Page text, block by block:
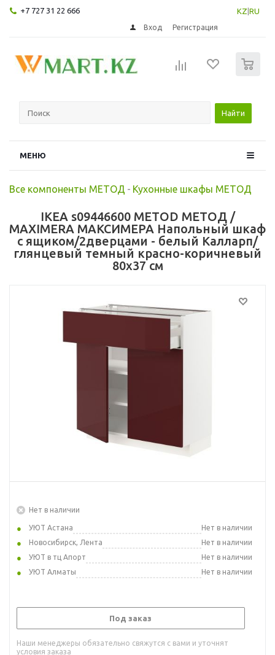
+7 727 31 22 666 KZ RU
Вход Регистрация
Найти
МЕНЮ
Все компоненты МЕТОД - Кухонные шкафы МЕТОД
IKEA s09446600 METOD МЕТОД /
MAXIMERA МАКСИМЕРА Напольный шкаф
с ящиком/2дверцами - белый Калларп/
глянцевый темный красно-коричневый
80x37 см
Нет в наличии
УЮТ Астана
Нет в наличии
Новосибирск, Лента
Нет в наличии
УЮТ в тц Апорт
Нет в наличии
УЮТ Алматы
Нет в наличии
Под заказ
Наши менеджеры обязательно свяжутся с вами и уточнят
условия заказа